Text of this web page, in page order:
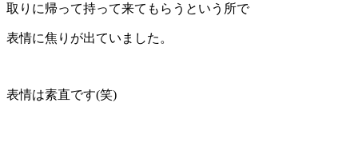
取りに帰って持って来てもらうという所で
表情に焦りが出ていました。
表情は素直です(笑)